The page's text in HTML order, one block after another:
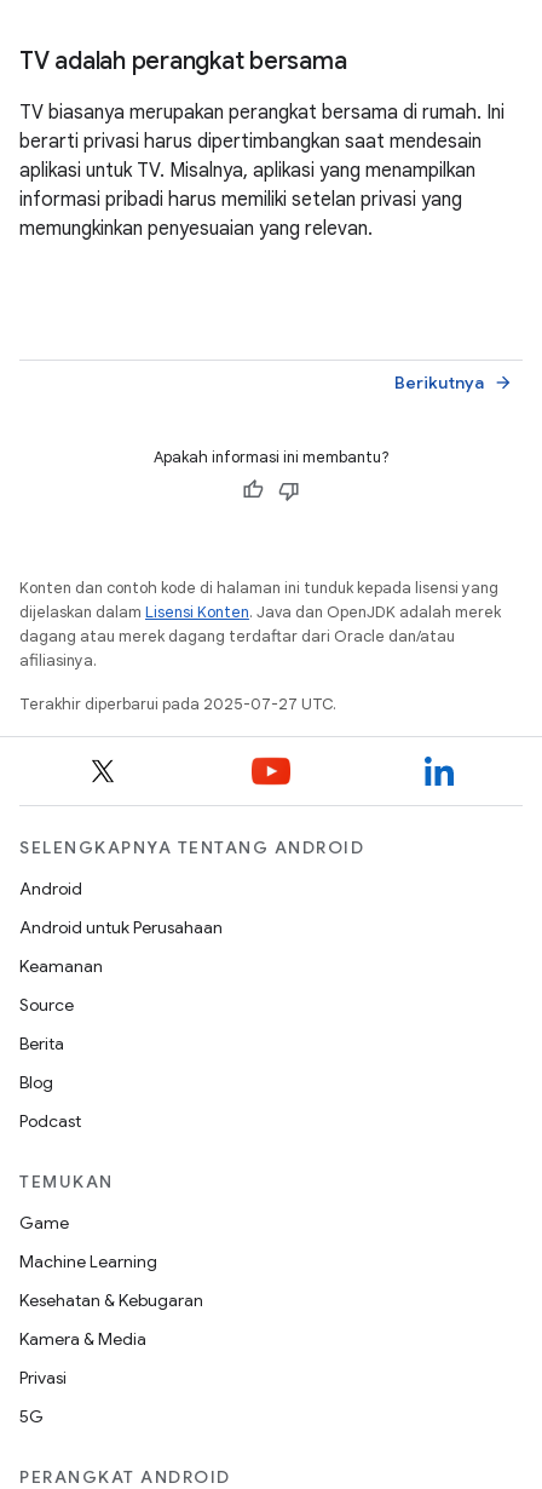
TV adalah perangkat bersama
TV biasanya merupakan perangkat bersama di rumah. Ini
berarti privasi harus dipertimbangkan saat mendesain
aplikasi untuk TV. Misalnya, aplikasi yang menampilkan
informasi pribadi harus memiliki setelan privasi yang
memungkinkan penyesuaian yang relevan.
Berikutnya arrow_forward
Apakah informasi ini membantu?
Konten dan contoh kode di halaman ini tunduk kepada lisensi yang
dijelaskan dalam Lisensi Konten. Java dan OpenJDK adalah merek
dagang atau merek dagang terdaftar dari Oracle dan/atau
afiliasinya.
Terakhir diperbarui pada 2025-07-27 UTC.
SELENGKAPNYA TENTANG ANDROID
Android
Android untuk Perusahaan
Keamanan
Source
Berita
Blog
Podcast
TEMUKAN
Game
Machine Learning
Kesehatan & Kebugaran
Kamera & Media
Privasi
5G
PERANGKAT ANDROID